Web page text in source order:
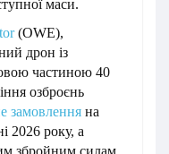
маси.
(OWE),
дрон із
частиною 40
озброєнь
замовлення на
2026 року, а
збройним силам